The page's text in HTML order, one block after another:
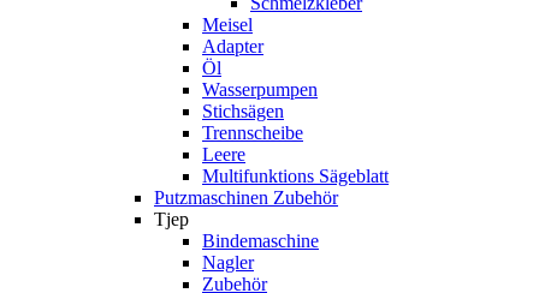
Meisel
Adapter
Öl
Wasserpumpen
Stichsägen
Trennscheibe
Leere
Multifunktions Sägeblatt
Putzmaschinen Zubehör
Tjep
Bindemaschine
Nagler
Zubehör